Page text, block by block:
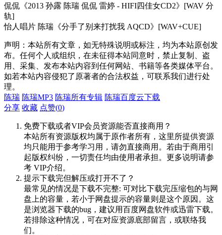
侃侃《2013 孙露 陈瑞 侃侃 雷婷 - HIFI四佳女CD2》[WAV 分
轨]
怡人唱片 陈瑞《分手了别来打扰我 AQCD》[WAV+CUE]
声明：本站所有文章，如无特殊说明或标注，均为本站原创发
布。任何个人或组织，在未征得本站同意时，禁止复制、盗
用、采集、发布本站内容到任何网站、书籍等各类媒体平台。
如若本站内容侵犯了原著者的合法权益，可联系我们进行处
理。
陈瑞 陈瑞MP3 陈瑞所有专辑 陈瑞百度云下载
分享 收藏 点赞(0)
免费下载或者VIP会员资源能否直接商用？
本站所有资源版权均属于原作者所有，这里所提供资源
均只能用于参考学习用，请勿直接商用。若由于商用引
起版权纠纷，一切责任均由使用者承担。更多说明请参
考 VIP介绍。
提示下载完但解压或打开不了？
最常见的情况是下载不完整: 可对比下载完压缩包的与网
盘上的容量，若小于网盘提示的容量则是这个原因。这
是浏览器下载的bug，建议用百度网盘软件或迅雷下载。
若排除这种情况，可在对应资源底部留言，或联络我
们。